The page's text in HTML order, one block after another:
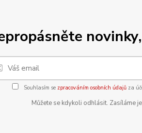
Souhlasím se zpracováním osobních údajůza
Můžete se kdykoli odhlásit. Zasíláme